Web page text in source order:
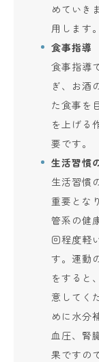
めていき
用します。
食事指導
食事指導
ぎ、お酒
た食事を
を上げる
要です。
生活習慣
生活習慣
重要とな
管系の健
回程度軽
す。運動
をすると
意してく
めに水分
血圧、腎
果ですの